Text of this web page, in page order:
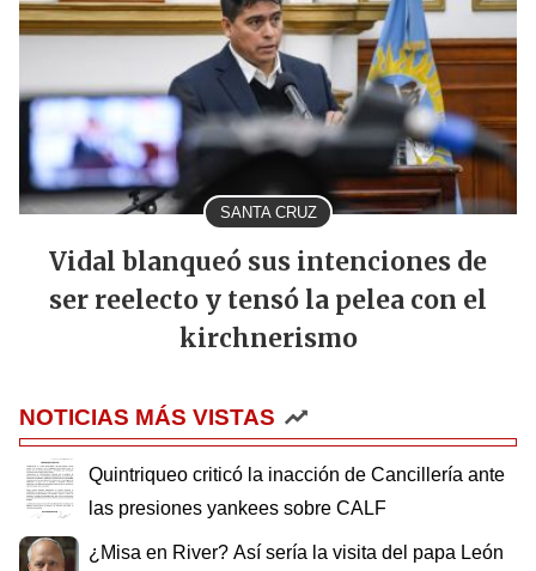
SANTA CRUZ
Vidal blanqueó sus intenciones de
ser reelecto y tensó la pelea con el
kirchnerismo
NOTICIAS MÁS VISTAS
Quintriqueo criticó la inacción de Cancillería ante
las presiones yankees sobre CALF
¿Misa en River? Así sería la visita del papa León